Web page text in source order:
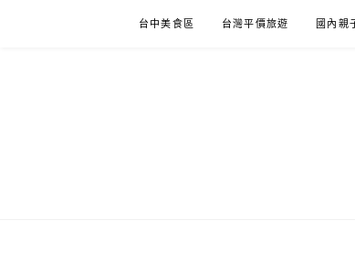
台中美食區 台灣平價旅遊 國內親